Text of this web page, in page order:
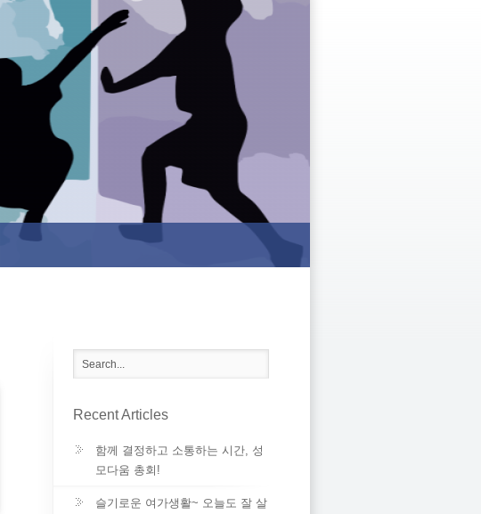
Recent Articles
함께 결정하고 소통하는 시간, 성
모다움 총회!
슬기로운 여가생활~ 오늘도 잘 살